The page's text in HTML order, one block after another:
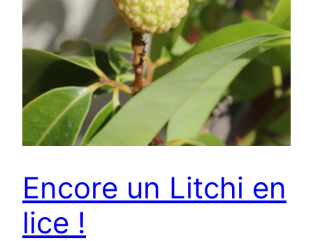
Encore un Litchi en
lice !